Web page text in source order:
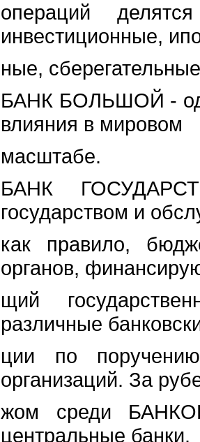
операций
инвестиционные,
ные,
БАНК БОЛЬШОЙ -
влияния в мировом
масштабе.
БАНК
государством и
как правило,
органов,
щий
различные
ции по поручению
организаций. За
жом среди
центральные банки.